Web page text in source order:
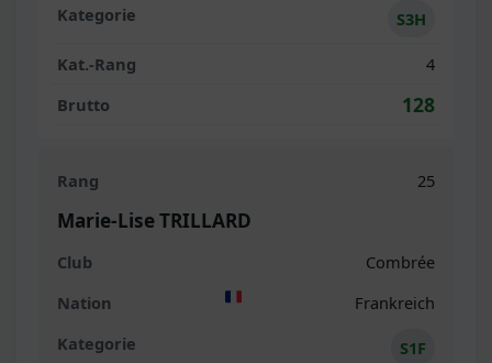
S3H
4
128
25
Marie-Lise TRILLARD
Combrée
Frankreich
S1F